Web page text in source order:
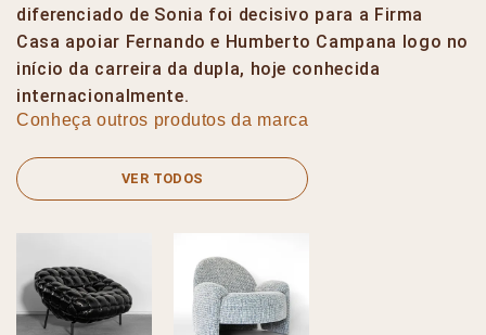
diferenciado de Sonia foi decisivo para a Firma
Casa apoiar Fernando e Humberto Campana logo no
início da carreira da dupla, hoje conhecida
internacionalmente.
Conheça outros produtos da marca
VER TODOS